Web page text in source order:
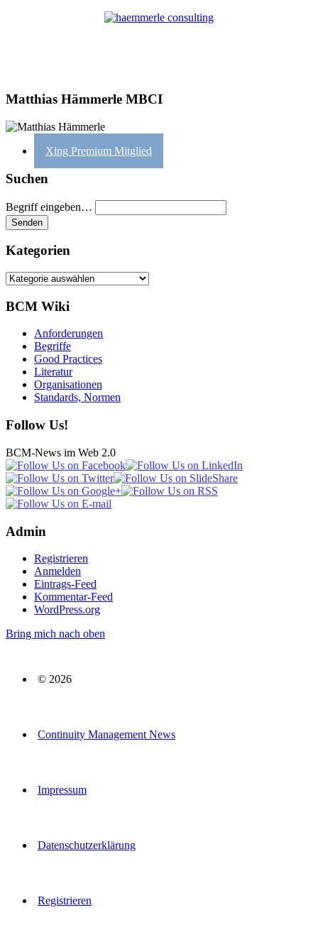
Matthias Hämmerle MBCI
Xing Premium Mitglied
Suchen
Begriff eingeben…
Kategorien
Kategorien
BCM Wiki
Anforderungen
Begriffe
Good Practices
Literatur
Organisationen
Standards, Normen
Follow Us!
BCM-News im Web 2.0
Admin
Registrieren
Anmelden
Eintrags-Feed
Kommentar-Feed
WordPress.org
Bring mich nach oben
© 2026
Continuity Management News
Impressum
Datenschutzerklärung
Registrieren